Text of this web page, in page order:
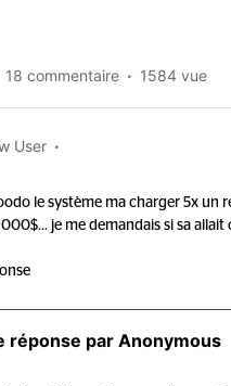
18 commentaire 1584 vue
User
le système ma charger 5x un
je me demandais si sa
réponse par Anonymous